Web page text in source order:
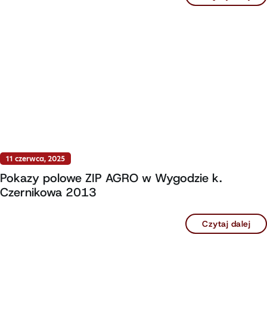
11 czerwca, 2025
Pokazy polowe ZIP AGRO w Wygodzie k.
Czernikowa 2013
Czytaj dalej